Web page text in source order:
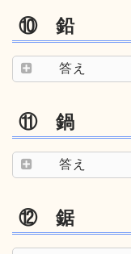
⑩ 鉛
答え
⑪ 鍋
答え
⑫ 鋸